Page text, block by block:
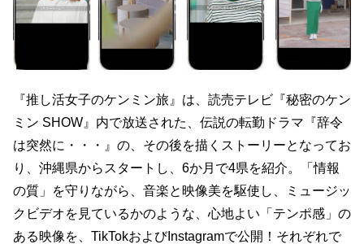
『推し活女子のケンミン旅』は、読売テレビ『秘密のケン
ミン SHOW』内で放送された、伝説の転勤ドラマ『辞令
は突然に・・・』の、その後を描くストーリーとなってお
り、沖縄県からスタートし、6か月で4県を紹介。「情報
の質」を守りながら、音楽と映像美を駆使し、ミュージッ
クビデオを見ているかのような、心地よい「テンポ感」の
ある映像を、TikTokおよびInstagramで公開！それぞれで